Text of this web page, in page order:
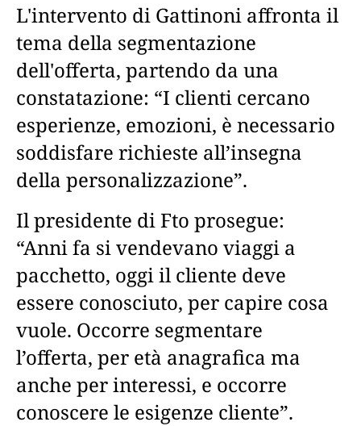
L'intervento di Gattinoni affronta il
tema della segmentazione
dell'offerta, partendo da una
constatazione: “I clienti cercano
esperienze, emozioni, è necessario
soddisfare richieste all’insegna
della personalizzazione”.
Il presidente di Fto prosegue:
“Anni fa si vendevano viaggi a
pacchetto, oggi il cliente deve
essere conosciuto, per capire cosa
vuole. Occorre segmentare
l’offerta, per età anagrafica ma
anche per interessi, e occorre
conoscere le esigenze cliente”.